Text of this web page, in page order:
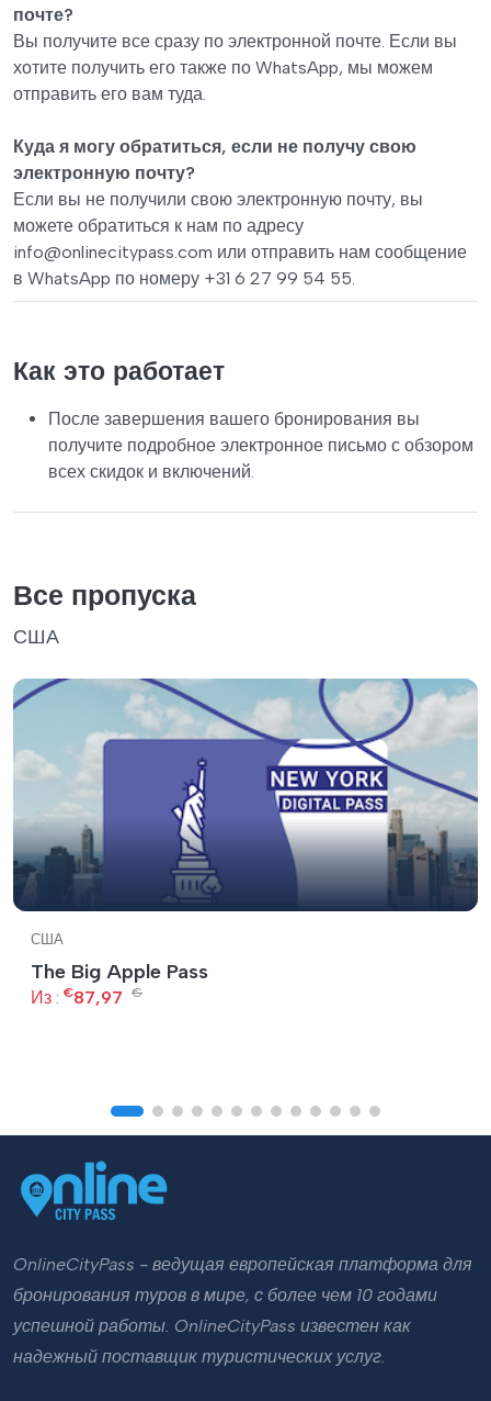
почте?
Вы получите все сразу по электронной почте. Если вы
хотите получить его также по WhatsApp, мы можем
отправить его вам туда.
Куда я могу обратиться, если не получу свою
электронную почту?
Если вы не получили свою электронную почту, вы
можете обратиться к нам по адресу
info@onlinecitypass.com или отправить нам сообщение
в WhatsApp по номеру +31 6 27 99 54 55.
Как это работает
После завершения вашего бронирования вы
получите подробное электронное письмо с обзором
всех скидок и включений.
Все пропуска
США
США
The Big Apple Pass
Из : €87,97 €
OnlineCityPass - ведущая европейская платформа для
бронирования туров в мире, с более чем 10 годами
успешной работы. OnlineCityPass известен как
надежный поставщик туристических услуг.